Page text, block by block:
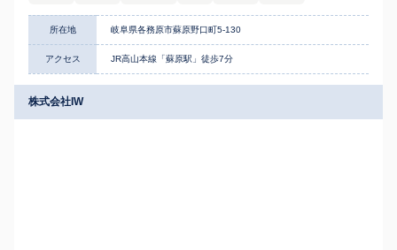
所在地 岐阜県各務原市蘇原野口町5-130
アクセス JR高山本線「蘇原駅」徒歩7分
株式会社IW